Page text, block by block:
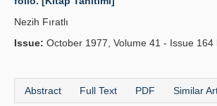
Nezih Fıratlı
Issue: October 1977, Volume 41 - Issue 164
Abstract Full Text PDF Similar